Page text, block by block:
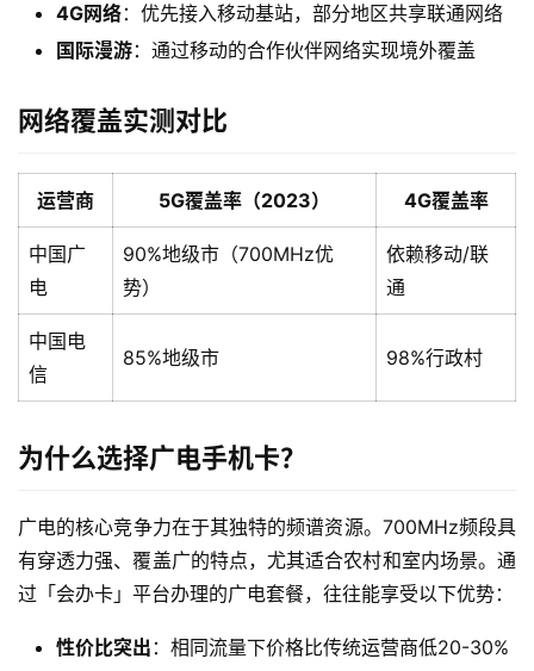
4G网络：优先接入移动基站，部分地区共享联通网络
国际漫游：通过移动的合作伙伴网络实现境外覆盖
网络覆盖实测对比
运营商 5G覆盖率（2023） 4G覆盖率
中国广
电
90%地级市（700MHz优
势）
依赖移动/联
通
中国电
信
85%地级市 98%行政村
为什么选择广电手机卡？
广电的核心竞争力在于其独特的频谱资源。700MHz频段具
有穿透力强、覆盖广的特点，尤其适合农村和室内场景。通
过「会办卡」平台办理的广电套餐，往往能享受以下优势：
性价比突出 ：相同流量下价格比传统运营商低20-30%